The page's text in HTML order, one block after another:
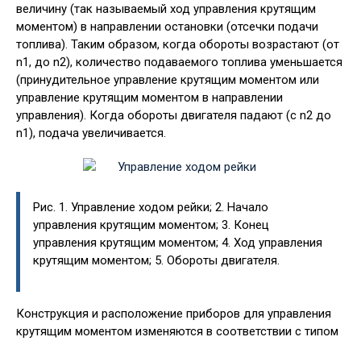
величину (так называемый ход управления крутящим
моментом) в направлении остановки (отсечки подачи
топлива). Таким образом, когда обороты возрастают (от
n1, до n2), количество подаваемого топлива уменьшается
(принудительное управление крутящим моментом или
управление крутящим моментом в направлении
управления). Когда обороты двигателя падают (с n2 до
n1), подача увеличивается.
Рис. 1. Управление ходом рейки; 2. Начало
управления крутящим моментом; 3. Конец
управления крутящим моментом; 4. Ход управления
крутящим моментом; 5. Обороты двигателя.
Конструкция и расположение приборов для управления
крутящим моментом изменяются в соответствии с типом